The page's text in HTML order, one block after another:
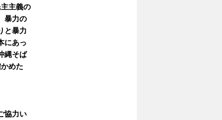
主義の
暴力の
と暴力
にあっ
縄そば
めた
協力い